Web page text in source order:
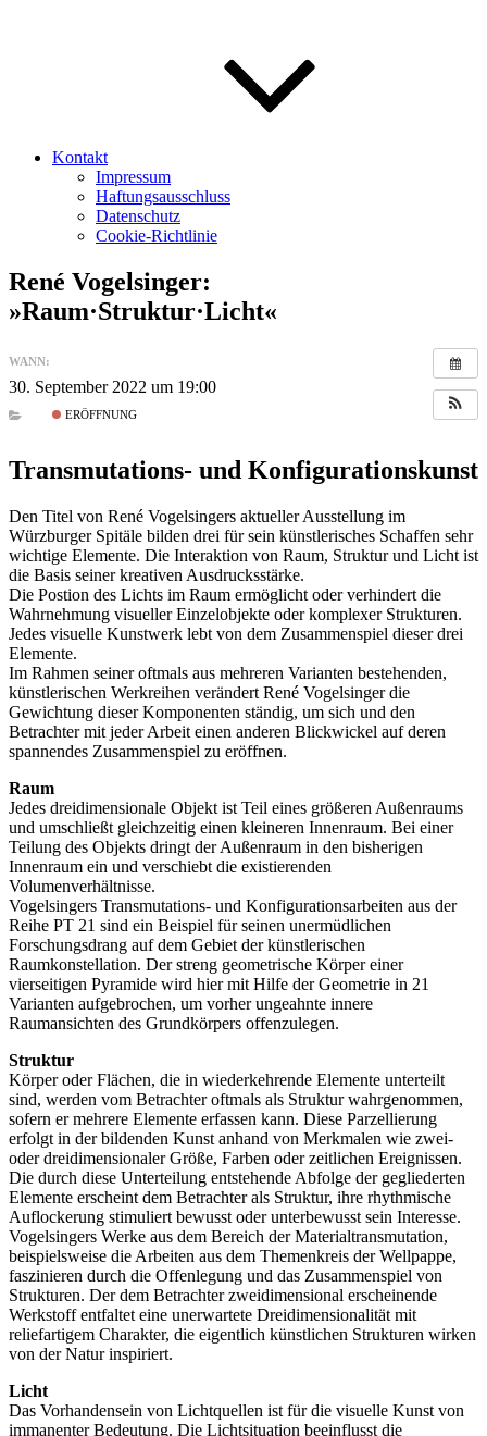
Kontakt
Impressum
Haftungsausschluss
Datenschutz
Cookie-Richtlinie
René Vogelsinger:
»Raum·Struktur·Licht«
WANN:
30. September 2022 um 19:00
ERÖFFNUNG
Transmutations- und Konfigurationskunst
Den Titel von René Vogelsingers aktueller Ausstellung im
Würzburger Spitäle bilden drei für sein künstlerisches Schaffen sehr
wichtige Elemente. Die Interaktion von Raum, Struktur und Licht ist
die Basis seiner kreativen Ausdrucksstärke.
Die Postion des Lichts im Raum ermöglicht oder verhindert die
Wahrnehmung visueller Einzelobjekte oder komplexer Strukturen.
Jedes visuelle Kunstwerk lebt von dem Zusammenspiel dieser drei
Elemente.
Im Rahmen seiner oftmals aus mehreren Varianten bestehenden,
künstlerischen Werkreihen verändert René Vogelsinger die
Gewichtung dieser Komponenten ständig, um sich und den
Betrachter mit jeder Arbeit einen anderen Blickwickel auf deren
spannendes Zusammenspiel zu eröffnen.
Raum
Jedes dreidimensionale Objekt ist Teil eines größeren Außenraums
und umschließt gleichzeitig einen kleineren Innenraum. Bei einer
Teilung des Objekts dringt der Außenraum in den bisherigen
Innenraum ein und verschiebt die existierenden
Volumenverhältnisse.
Vogelsingers Transmutations- und Konfigurationsarbeiten aus der
Reihe PT 21 sind ein Beispiel für seinen unermüdlichen
Forschungsdrang auf dem Gebiet der künstlerischen
Raumkonstellation. Der streng geometrische Körper einer
vierseitigen Pyramide wird hier mit Hilfe der Geometrie in 21
Varianten aufgebrochen, um vorher ungeahnte innere
Raumansichten des Grundkörpers offenzulegen.
Struktur
Körper oder Flächen, die in wiederkehrende Elemente unterteilt
sind, werden vom Betrachter oftmals als Struktur wahrgenommen,
sofern er mehrere Elemente erfassen kann. Diese Parzellierung
erfolgt in der bildenden Kunst anhand von Merkmalen wie zwei-
oder dreidimensionaler Größe, Farben oder zeitlichen Ereignissen.
Die durch diese Unterteilung entstehende Abfolge der gegliederten
Elemente erscheint dem Betrachter als Struktur, ihre rhythmische
Auflockerung stimuliert bewusst oder unterbewusst sein Interesse.
Vogelsingers Werke aus dem Bereich der Materialtransmutation,
beispielsweise die Arbeiten aus dem Themenkreis der Wellpappe,
faszinieren durch die Offenlegung und das Zusammenspiel von
Strukturen. Der dem Betrachter zweidimensional erscheinende
Werkstoff entfaltet eine unerwartete Dreidimensionalität mit
reliefartigem Charakter, die eigentlich künstlichen Strukturen wirken
von der Natur inspiriert.
Licht
Das Vorhandensein von Lichtquellen ist für die visuelle Kunst von
immanenter Bedeutung. Die Lichtsituation beeinflusst die